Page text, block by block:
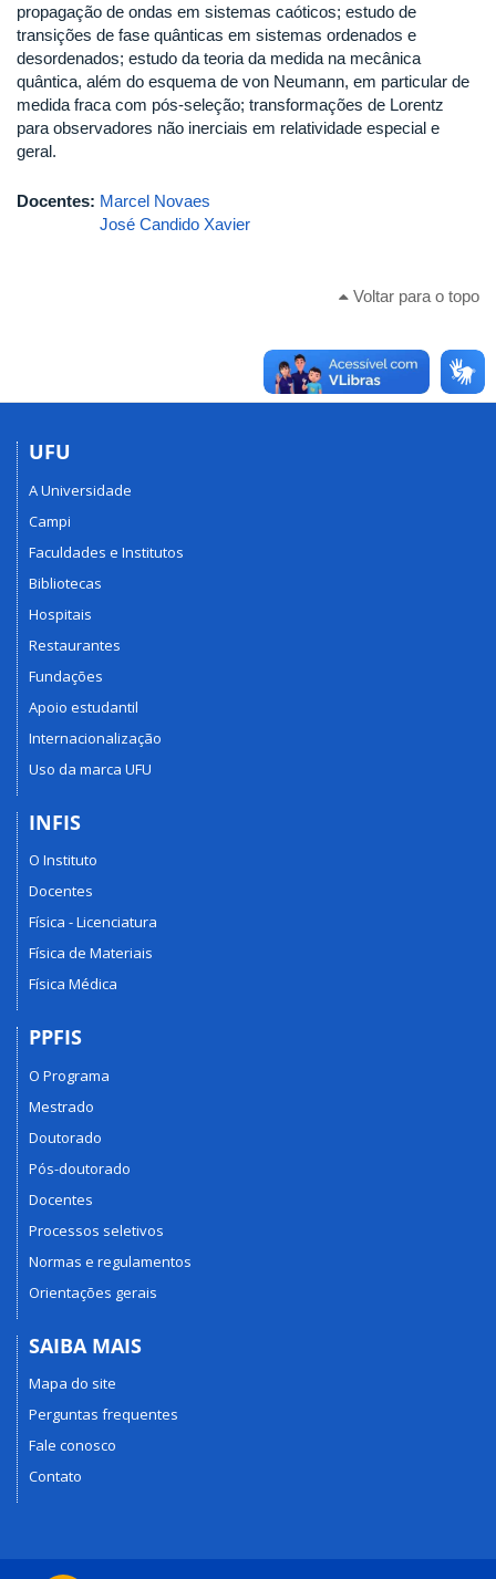
propagação de ondas em sistemas caóticos; estudo de
transições de fase quânticas em sistemas ordenados e
desordenados; estudo da teoria da medida na mecânica
quântica, além do esquema de von Neumann, em particular de
medida fraca com pós-seleção; transformações de Lorentz
para observadores não inerciais em relatividade especial e
geral.
Docentes: Marcel Novaes
José Candido Xavier
Voltar para o topo
UFU
A Universidade
Campi
Faculdades e Institutos
Bibliotecas
Hospitais
Restaurantes
Fundações
Apoio estudantil
Internacionalização
Uso da marca UFU
INFIS
O Instituto
Docentes
Física - Licenciatura
Física de Materiais
Física Médica
PPFIS
O Programa
Mestrado
Doutorado
Pós-doutorado
Docentes
Processos seletivos
Normas e regulamentos
Orientações gerais
SAIBA MAIS
Mapa do site
Perguntas frequentes
Fale conosco
Contato